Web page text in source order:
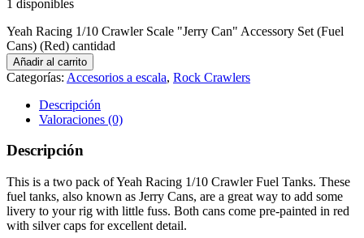
1 disponibles
Yeah Racing 1/10 Crawler Scale "Jerry Can" Accessory Set (Fuel
Cans) (Red) cantidad
Añadir al carrito
Categorías: Accesorios a escala, Rock Crawlers
Descripción
Valoraciones (0)
Descripción
This is a two pack of Yeah Racing 1/10 Crawler Fuel Tanks. These
fuel tanks, also known as Jerry Cans, are a great way to add some
livery to your rig with little fuss. Both cans come pre-painted in red
with silver caps for excellent detail.